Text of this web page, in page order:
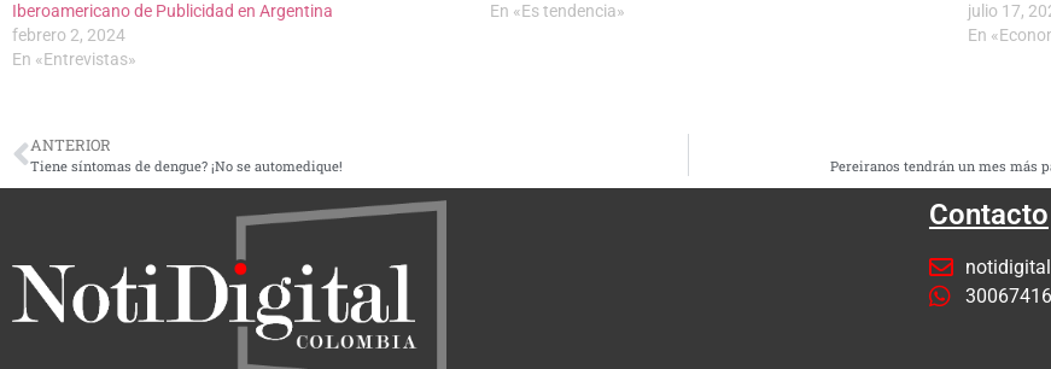
Iberoamericano de Publicidad en Argentina
febrero 2, 2024
En «Entrevistas»
En «Es tendencia»
julio 17,
En
ANTERIOR
Tiene síntomas de dengue? ¡No se automedique! Pereiranos tendrán un mes más
Contacto